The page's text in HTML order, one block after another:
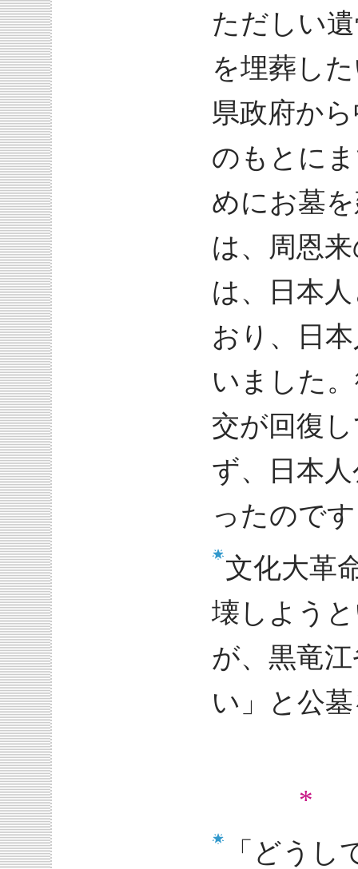
ただしい
を埋葬し
県政府か
のもとに
めにお墓
は、周恩
は、日本
おり、日
いました
交が回復
ず、日本
ったので
文化大革
壊しよう
が、黒竜
い」と公
*
「どう